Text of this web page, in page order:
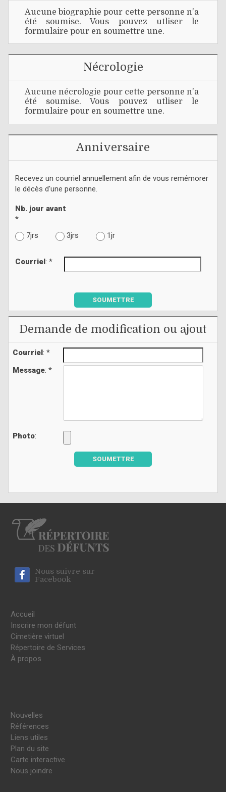
Aucune biographie pour cette personne n'a
été soumise. Vous pouvez utliser le
formulaire pour en soumettre une.
Nécrologie
Aucune nécrologie pour cette personne n'a
été soumise. Vous pouvez utliser le
formulaire pour en soumettre une.
Anniversaire
Recevez un courriel annuellement afin de vous remémorer
le décès d'une personne.
Nb. jour avant
*
7jrs
3jrs 1jr
Courriel : *
SOUMETTRE
Demande de modification ou ajout
Courriel: *
Message: *
Photo:
SOUMETTRE
Nous suivre sur
Facebook
Accueil
Inscrire mon défunt
Cimetière virtuel
Répertoire de Services
À propos
Nouvelles
Références
Liens utiles
Plan du site
Carte interactive
Nous joindre